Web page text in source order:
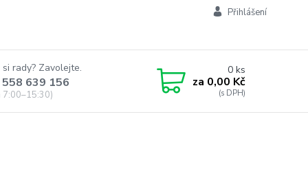
Přihlášení
rady? Zavolejte.
639 156
7:00–15:30)
0ks
za 0,00 Kč